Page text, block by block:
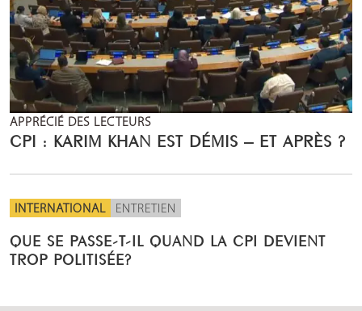
APPRÉCIÉ DES LECTEURS
CPI : KARIM KHAN EST DÉMIS – ET APRÈS ?
INTERNATIONAL ENTRETIEN
QUE SE PASSE-T-IL QUAND LA CPI DEVIENT
TROP POLITISÉE?